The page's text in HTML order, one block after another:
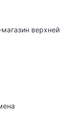
верхней